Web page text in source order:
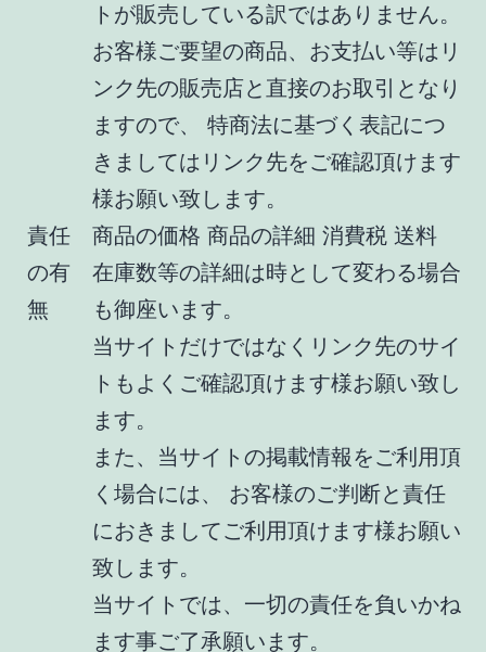
責任
の有
無
トが販売している訳ではありません。
お客様ご要望の商品、お支払い等はリ
ンク先の販売店と直接のお取引となり
ますので、 特商法に基づく表記につ
きましてはリンク先をご確認頂けます
様お願い致します。
商品の価格 商品の詳細 消費税 送料
在庫数等の詳細は時として変わる場合
も御座います。
当サイトだけではなくリンク先のサイ
トもよくご確認頂けます様お願い致し
ます。
また、当サイトの掲載情報をご利用頂
く場合には、 お客様のご判断と責任
におきましてご利用頂けます様お願い
致します。
当サイトでは、一切の責任を負いかね
ます事ご了承願います。